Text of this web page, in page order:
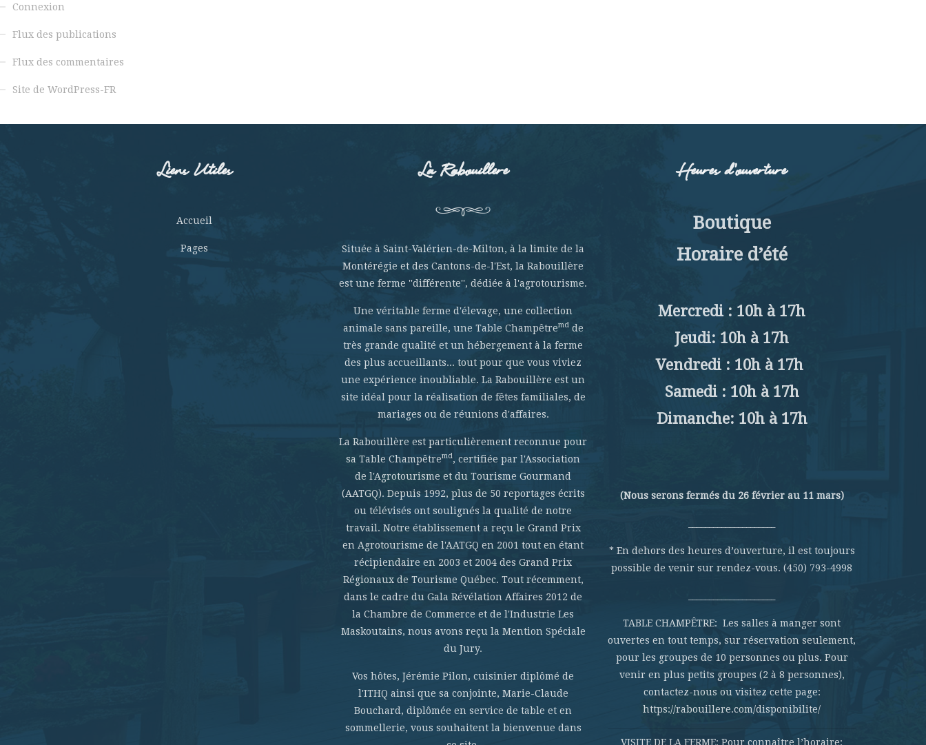
Connexion
Flux des publications
Flux des commentaires
Site de WordPress-FR
Liens Utiles
Accueil
Pages
La Rabouillere
Située à Saint-Valérien-de-Milton, à la limite de la
Montérégie et des Cantons-de-l'Est, la Rabouillère
est une ferme ''différente'', dédiée à l'agrotourisme.
Une véritable ferme d'élevage, une collection
animale sans pareille, une Table Champêtremdde
très grande qualité et un hébergement à la ferme
des plus accueillants... tout pour que vous viviez
une expérience inoubliable. La Rabouillère est un
site idéal pour la réalisation de fêtes familiales, de
mariages ou de réunions d'affaires.
La Rabouillère est particulièrement reconnue pour
sa Table Champêtremd, certifiée par l'Association
de l'Agrotourisme et du Tourisme Gourmand
(AATGQ). Depuis 1992, plus de 50 reportages écrits
ou télévisés ont soulignés la qualité de notre
travail. Notre établissement a reçu le Grand Prix
en Agrotourisme de l'AATGQ en 2001 tout en étant
récipiendaire en 2003 et 2004 des Grand Prix
Régionaux de Tourisme Québec. Tout récemment,
dans le cadre du Gala Révélation Affaires 2012 de
la Chambre de Commerce et de l'Industrie Les
Maskoutains, nous avons reçu la Mention Spéciale
du Jury.
Vos hôtes, Jérémie Pilon, cuisinier diplômé de
l'ITHQ ainsi que sa conjointe, Marie-Claude
Bouchard, diplômée en service de table et en
sommellerie, vous souhaitent la bienvenue dans
Heures d’ouverture
Boutique
Horaire d’été
Mercredi : 10h à 17h
Jeudi: 10h à 17h
Vendredi : 10h à 17h
Samedi : 10h à 17h
Dimanche: 10h à 17h
(Nous serons fermés du 26 février au 11 mars)
* En dehors des heures d’ouverture, il est toujours
possible de venir sur rendez-vous. (450) 793-4998
TABLE CHAMPÊTRE: Les salles à manger sont
ouvertes en tout temps, sur réservation seulement,
pour les groupes de 10 personnes ou plus. Pour
venir en plus petits groupes (2 à 8 personnes),
contactez-nous ou visitez cette page:
https://rabouillere.com/disponibilite/
VISITE DE LA FERME: Pour connaître l’horaire: